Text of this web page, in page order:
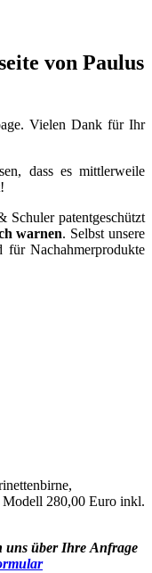
von Paulus
Vielen Dank für Ihr
dass es mittlerweile
Schuler patentgeschützt
warnen. Selbst unsere
für Nachahmerprodukte
280,00 Euro inkl.
uns über Ihre Anfrage